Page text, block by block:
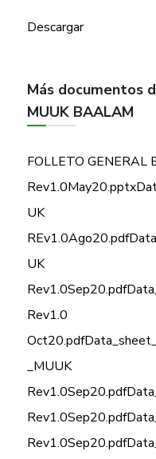
Descargar
Más documentos
MUUK BAALAM
FOLLETO GENERAL
Rev1.0May20.pptx
UK
REv1.0Ago20.pdf
UK
Rev1.0Sep20.pdf
Rev1.0
Oct20.pdf
_MUUK
Rev1.0Sep20.pdf
Rev1.0Sep20.pdf
Rev1.0Sep20.pdf